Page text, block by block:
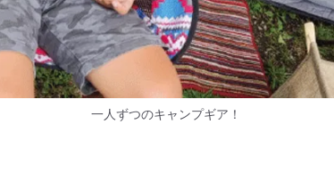
一人ずつのキャンプギア！